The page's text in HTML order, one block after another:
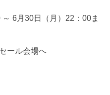
6月30日（月）22：00ま
ール会場へ